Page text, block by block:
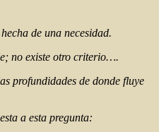
de una necesidad.
no existe otro criterio….
profundidades de donde fluye
a esta pregunta: